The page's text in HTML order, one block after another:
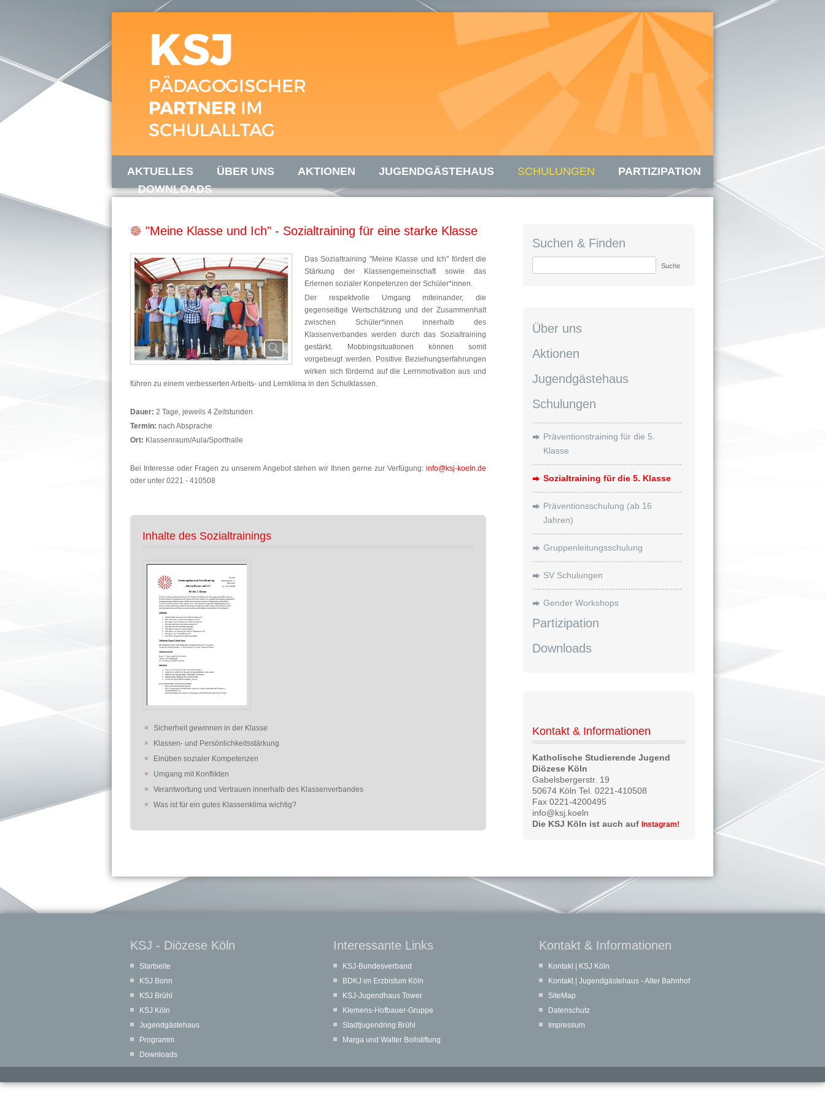
AKTUELLES ÜBER UNS AKTIONEN JUGENDGÄSTEHAUS SCHULUNGEN
PARTIZIPATION
DOWNLOADS
Suchen & Finden
Über uns
Aktionen
Jugendgästehaus
Schulungen
Präventionstraining für die 5.
Klasse
Sozialtraining für die 5. Klasse
Präventionsschulung (ab 16
Jahren)
Gruppenleitungsschulung
SV Schulungen
Gender Workshops
Partizipation
Downloads
Kontakt & Informationen
Katholische Studierende Jugend
Diözese Köln
Gabelsbergerstr. 19
50674 Köln Tel. 0221-410508
Fax 0221-4200495
info@ksj.koeln
Die KSJ Köln ist auch auf Instagram!
"Meine Klasse und Ich" - Sozialtraining für eine starke Klasse
Das Sozialtraining "Meine Klasse und Ich" fördert die
Stärkung der Klassengemeinschaft sowie das
Erlernen sozialer Konpetenzen der Schüler*innen.
Der respektvolle Umgang miteinander, die
gegenseitige Wertschätzung und der Zusammenhalt
zwischen Schüler*innen innerhalb des
Klassenverbandes werden durch das Sozialtraining
gestärkt. Mobbingsituationen können somit
vorgebeugt werden. Positive Beziehungserfahrungen
wirken sich fördernd auf die Lerrnmotivation aus und
führen zu einem verbesserten Arbeits- und Lernklima in den Schulklassen.
Dauer: 2 Tage, jeweils 4 Zeitstunden
Termin: nach Absprache
Ort: Klassenraum/Aula/Sporthalle
Bei Interesse oder Fragen zu unserem Angebot stehen wir Ihnen gerne zur Verfügung: info@ksj-koeln.de
oder unter 0221 - 410508
Inhalte des Sozialtrainings
Sicherheit gewinnen in der Klasse
Klassen- und Persönlichkeitsstärkung
Einüben sozialer Kompetenzen
Umgang mit Konflikten
Verantwortung und Vertrauen innerhalb des Klassenverbandes
Was ist für ein gutes Klassenklima wichtig?
KSJ - Diözese Köln
Startseite
KSJ Bonn
KSJ Brühl
KSJ Köln
Jugendgästehaus
Programm
Downloads
Interessante Links
KSJ-Bundesverband
BDKJ im Erzbistum Köln
KSJ-Jugendhaus Tower
Klemens-Hofbauer-Gruppe
Stadtjugendring Brühl
Marga und Walter Bollstiftung
Kontakt & Informationen
Kontakt | KSJ Köln
Kontakt | Jugendgästehaus - Alter Bahnhof
SiteMap
Datenschutz
Impressum